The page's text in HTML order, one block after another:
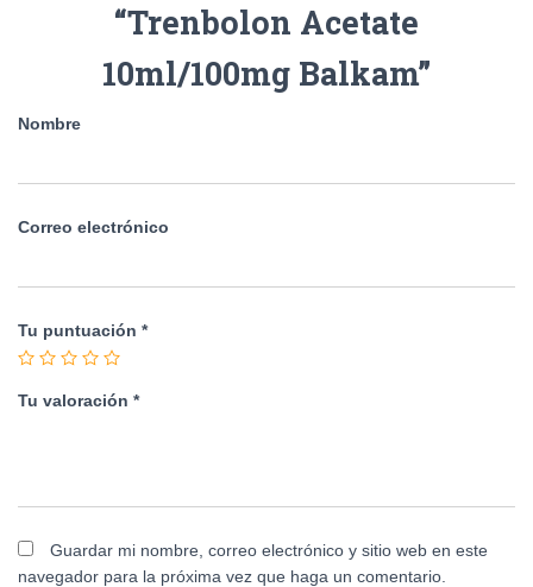
“Trenbolon Acetate
10ml/100mg Balkam”
Nombre
Correo electrónico
Tu puntuación *
Tu valoración *
Guardar mi nombre, correo electrónico y sitio web en este
navegador para la próxima vez que haga un comentario.